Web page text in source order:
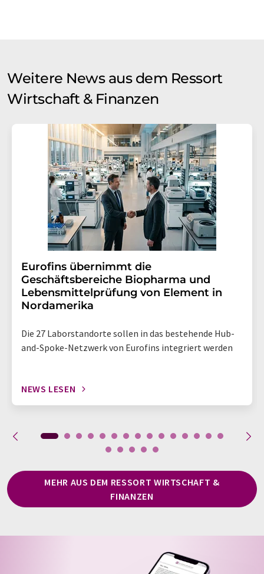
Weitere News aus dem Ressort
Wirtschaft & Finanzen
Eurofins übernimmt die
Geschäftsbereiche Biopharma und
Lebensmittelprüfung von Element in
Nordamerika
Die 27 Laborstandorte sollen in das bestehende Hub-
and-Spoke-Netzwerk von Eurofins integriert werden
NEWS LESEN
MEHR AUS DEM RESSORT WIRTSCHAFT &
FINANZEN